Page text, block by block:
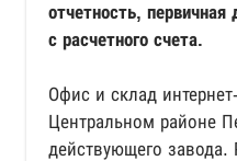
отчетность,
с расчетного счета.
Офис и склад
Центральном районе
действующего завода.